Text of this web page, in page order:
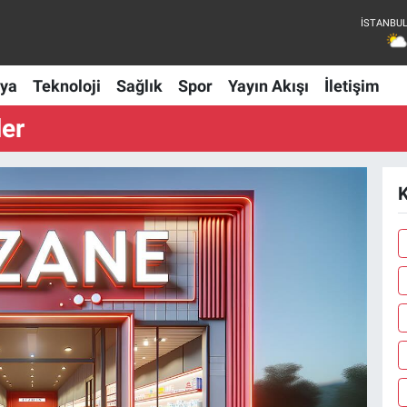
Teknoloji Sağlık Spor Yayın Akışı İletişim